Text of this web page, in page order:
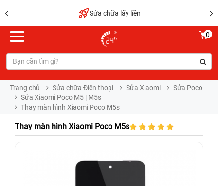
Sửa chữa lấy liền
0
Trang chủ Sửa chữa Điện thoại Sửa Xiaomi
Sửa Poco
Sửa Xiaomi Poco M5 | M5s
Thay màn hình Xiaomi Poco M5s
Thay màn hình Xiaomi Poco M5s